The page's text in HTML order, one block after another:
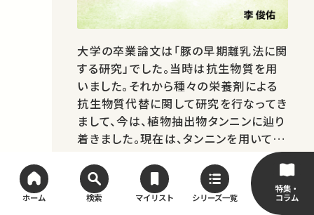
ホーム 検索 マイリスト シリーズ一覧
特集・
コラム
大学の卒業論文は「豚の早期離乳法に関
する研究」でした。当時は抗生物質を用
いました。それから種々の栄養剤による
抗生物質代替に関して研究を行なってき
まして、今は、植物抽出物タンニンに辿り
着きました。現在は、タンニンを用いて、
病原菌、ウイルス、コクシジウムそして回
虫などの制御に関して研究を行っていま
す。★あなたのシェアが、ほかの誰かの学
びに繋がるかもしれません。 お気に入り